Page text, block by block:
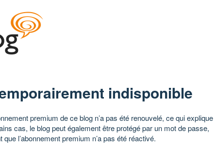
indisponible
premium de ce blog n’a pas été renouvelé, ce qui explique
cas, le blog peut également être protégé par un mot de passe,
l’abonnement premium n’a pas été réactivé.